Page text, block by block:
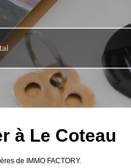
à Le Coteau
de IMMO FACTORY.